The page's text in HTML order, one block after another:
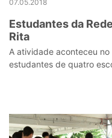
07.05.2018
Estudantes da
Rita
A atividade aconteceu
estudantes de quatro